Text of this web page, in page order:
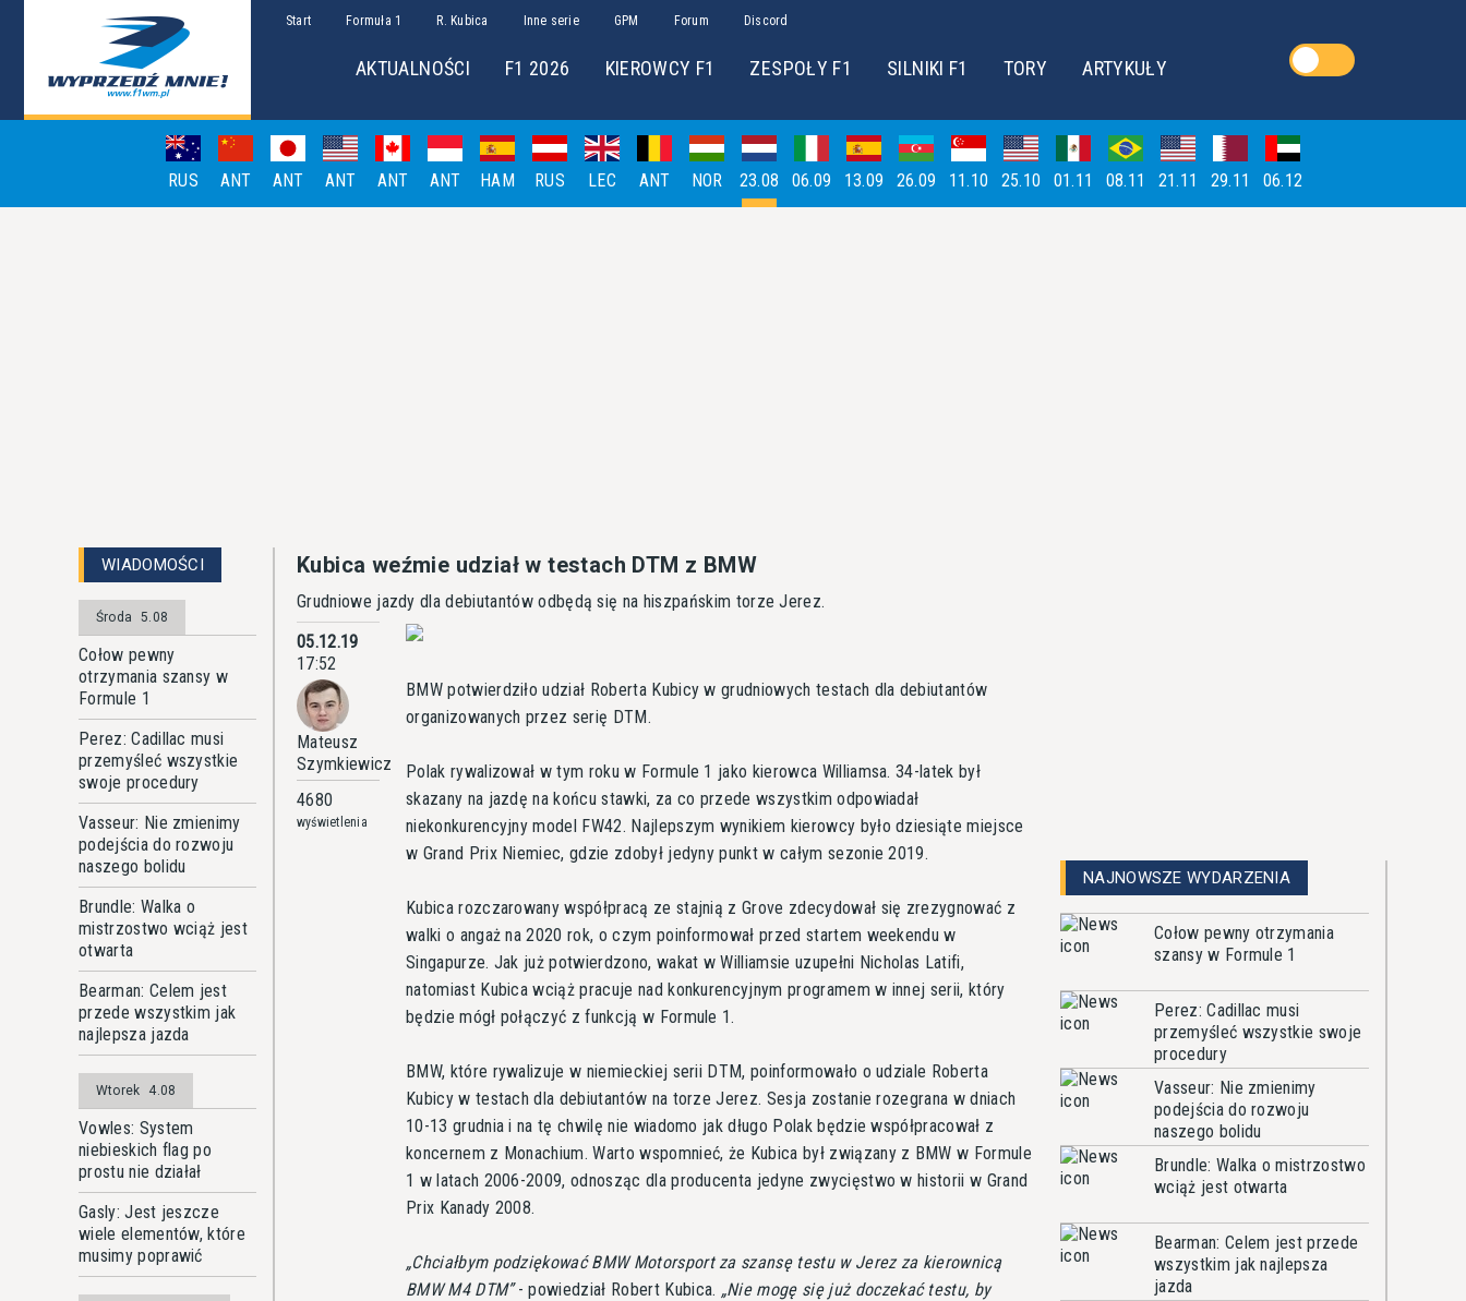
Start Formuła 1 R. Kubica Inne serie GPM Forum Discord
AKTUALNOŚCI F1 2026 KIEROWCY F1 ZESPOŁY F1 SILNIKI F1 TORY ARTYKUŁY
RUS ANT ANT ANT ANT ANT HAM RUS LEC ANT NOR 23.08 06.09 13.09 26.09 11.10 25.10 01.11 08.11 21.11 29.11 06.12
WIADOMOŚCI
Środa 5.08
Cołow pewny
otrzymania szansy w
Formule 1
Perez: Cadillac musi
przemyśleć wszystkie
swoje procedury
Vasseur: Nie zmienimy
podejścia do rozwoju
naszego bolidu
Brundle: Walka o
mistrzostwo wciąż jest
otwarta
Bearman: Celem jest
przede wszystkim jak
najlepsza jazda
Wtorek 4.08
Vowles: System
niebieskich flag po
prostu nie działał
Gasly: Jest jeszcze
wiele elementów, które
musimy poprawić
Kubica weźmie udział w testach DTM z BMW
Grudniowe jazdy dla debiutantów odbędą się na hiszpańskim torze Jerez.
05.12.19
17:52
Mateusz
Szymkiewicz
4680
wyświetlenia
BMW potwierdziło udział Roberta Kubicy w grudniowych testach dla debiutantów
organizowanych przez serię DTM.
Polak rywalizował w tym roku w Formule 1 jako kierowca Williamsa. 34-latek był
skazany na jazdę na końcu stawki, za co przede wszystkim odpowiadał
niekonkurencyjny model FW42. Najlepszym wynikiem kierowcy było dziesiąte miejsce
w Grand Prix Niemiec, gdzie zdobył jedyny punkt w całym sezonie 2019.
Kubica rozczarowany współpracą ze stajnią z Grove zdecydował się zrezygnować z
walki o angaż na 2020 rok, o czym poinformował przed startem weekendu w
Singapurze. Jak już potwierdzono, wakat w Williamsie uzupełni Nicholas Latifi,
natomiast Kubica wciąż pracuje nad konkurencyjnym programem w innej serii, który
będzie mógł połączyć z funkcją w Formule 1.
BMW, które rywalizuje w niemieckiej serii DTM, poinformowało o udziale Roberta
Kubicy w testach dla debiutantów na torze Jerez. Sesja zostanie rozegrana w dniach
10-13 grudnia i na tę chwilę nie wiadomo jak długo Polak będzie współpracował z
koncernem z Monachium. Warto wspomnieć, że Kubica był związany z BMW w Formule
1 w latach 2006-2009, odnosząc dla producenta jedyne zwycięstwo w historii w Grand
Prix Kanady 2008.
Chciałbym podziękować BMW Motorsport za szansę testu w Jerez za kierownicą
BMW M4 DTM - powiedział Robert Kubica.
Nie mogę się już doczekać testu, by
NAJNOWSZE WYDARZENIA
Cołow pewny otrzymania
szansy w Formule 1
Perez: Cadillac musi
przemyśleć wszystkie swoje
procedury
Vasseur: Nie zmienimy
podejścia do rozwoju
naszego bolidu
Brundle: Walka o mistrzostwo
wciąż jest otwarta
Bearman: Celem jest przede
wszystkim jak najlepsza
jazda